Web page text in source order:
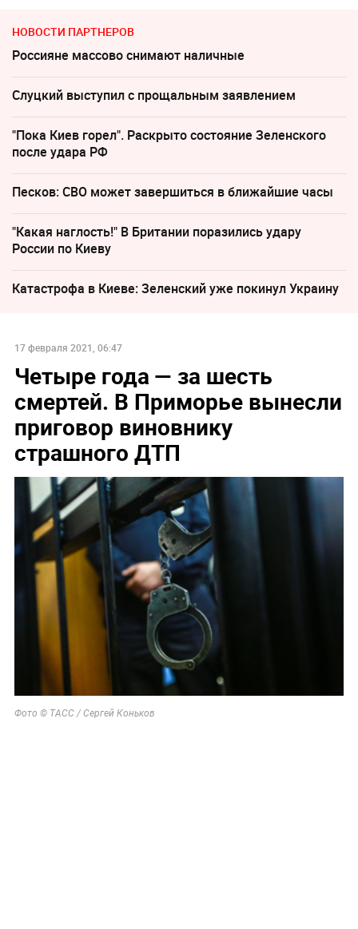
НОВОСТИ ПАРТНЕРОВ
Россияне массово снимают наличные
Слуцкий выступил с прощальным заявлением
"Пока Киев горел". Раскрыто состояние Зеленского
после удара РФ
Песков: СВО может завершиться в ближайшие часы
"Какая наглость!" В Британии поразились удару
России по Киеву
Катастрофа в Киеве: Зеленский уже покинул Украину
17 февраля 2021, 06:47
Четыре года — за шесть
смертей. В Приморье вынесли
приговор виновнику
страшного ДТП
Фото © ТАСС / Сергей Коньков